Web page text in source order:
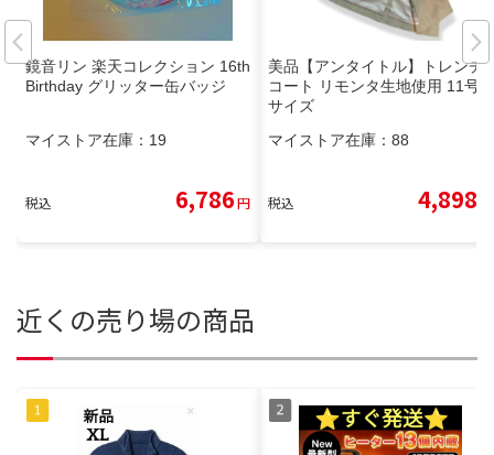
鏡音リン 楽天コレクション 16th
Birthday グリッター缶バッジ
マイストア在庫： 19
税込 6,786円
美品【アンタイトル】トレンチ
コート リモンタ生地使用 11号 L
サイズ
マイストア在庫： 88
税込 4,898
近くの売り場の商品